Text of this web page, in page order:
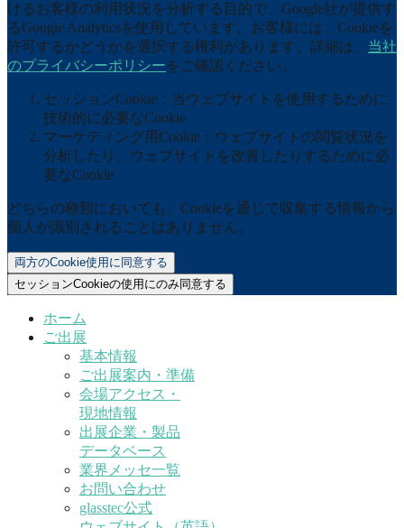
けるお客様の利用状況を分析する目的で、Google社が提供す
るGoogle Analyticsを使用しています。お客様には、Cookieを
許可するかどうかを選択する権利があります。詳細は、 当社
のプライバシーポリシーをご確認ください。
セッションCookie：当ウェブサイトを使用するために
技術的に必要なCookie
マーケティング用Cookie：ウェブサイトの閲覧状況を
分析したり、ウェブサイトを改善したりするために必
要なCookie
どちらの種類においても、Cookieを通じて収集する情報から
個人が識別されることはありません。
両方のCookie使用に同意する
セッションCookieの使用にのみ同意する
ホーム
ご出展
基本情報
ご出展案内・準備
会場アクセス・
現地情報
出展企業・製品
データベース
業界メッセ一覧
お問い合わせ
glasstec公式